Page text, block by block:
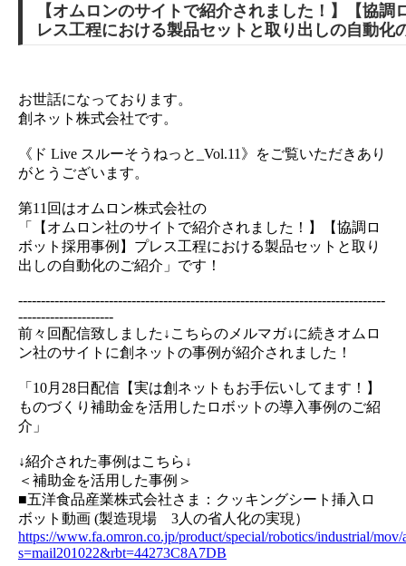
【オムロンのサイトで紹介されました！】【協調
レス工程における製品セットと取り出しの自動化
お世話になっております。
創ネット株式会社です。
《ド Live スルーそうねっと_Vol.11》をご覧いただきあり
がとうございます。
第11回はオムロン株式会社の
「【オムロン社のサイトで紹介されました！】【協調ロ
ボット採用事例】プレス工程における製品セットと取り
出しの自動化のご紹介」です！
---------------------------------------------------------------------------------
---------------------
前々回配信致しました↓こちらのメルマガ↓に続きオムロ
ン社のサイトに創ネットの事例が紹介されました！
「10月28日配信【実は創ネットもお手伝いしてます！】
ものづくり補助金を活用したロボットの導入事例のご紹
介」
↓紹介された事例はこちら↓
＜補助金を活用した事例＞
■五洋食品産業株式会社さま：クッキングシート挿入ロ
ボット動画 (製造現場 3人の省人化の実現）
https://www.fa.omron.co.jp/product/special/robotics/industrial/
s=mail201022&rbt=44273C8A7DB